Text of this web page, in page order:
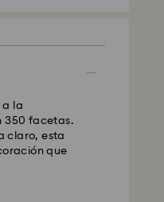
a la
350 facetas.
claro, esta
que